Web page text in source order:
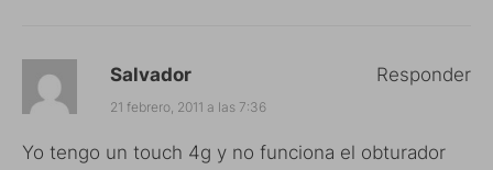
Salvador
21 febrero, 2011 a las 7:36
Yo tengo un touch 4g y no funciona el obturador
Responder